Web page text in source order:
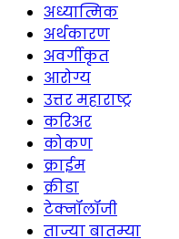
अध्यात्मिक
अर्थकारण
अवर्गीकृत
आरोग्य
उत्तर महाराष्ट्र
करिअर
कोकण
क्राईम
क्रीडा
टेक्नॉलॉजी
ताज्या बातम्या